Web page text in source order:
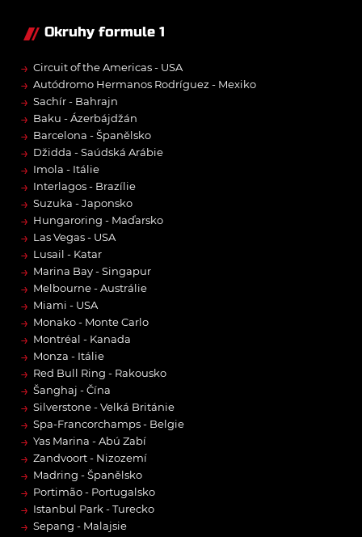
Okruhy formule 1
→ Circuit of the Americas - USA
→ Autódromo Hermanos Rodríguez - Mexiko
→ Sachír - Bahrajn
→ Baku - Ázerbájdžán
→ Barcelona - Španělsko
→ Džidda - Saúdská Arábie
→ Imola - Itálie
→ Interlagos - Brazílie
→ Suzuka - Japonsko
→ Hungaroring - Maďarsko
→ Las Vegas - USA
→ Lusail - Katar
→ Marina Bay - Singapur
→ Melbourne - Austrálie
→ Miami - USA
→ Monako - Monte Carlo
→ Montréal - Kanada
→ Monza - Itálie
→ Red Bull Ring - Rakousko
→ Šanghaj - Čína
→ Silverstone - Velká Británie
→ Spa-Francorchamps - Belgie
→ Yas Marina - Abú Zabí
→ Zandvoort - Nizozemí
→ Madring - Španělsko
→ Portimão - Portugalsko
→ Istanbul Park - Turecko
→ Sepang - Malajsie